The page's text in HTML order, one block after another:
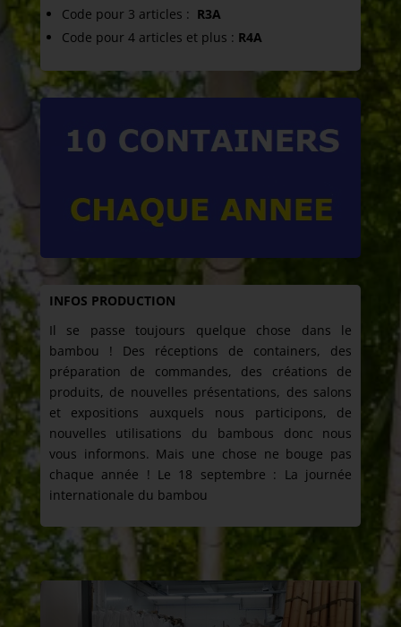
Code pour 3 articles : R3A
Code pour 4 articles et plus : R4A
INFOS PRODUCTION
Il se passe toujours quelque chose dans le
bambou ! Des réceptions de containers, des
préparation de commandes, des créations de
produits, de nouvelles présentations, des salons
et expositions auxquels nous participons, de
nouvelles utilisations du bambous donc nous
vous informons. Mais une chose ne bouge pas
chaque année ! Le 18 septembre : La journée
internationale du bambou